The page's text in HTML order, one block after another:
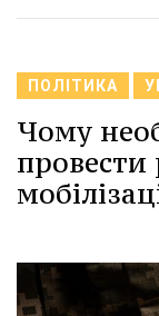
ПОЛІТИКА
Чому
провести